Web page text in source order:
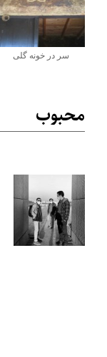
سر در خونه گلی
محبوب